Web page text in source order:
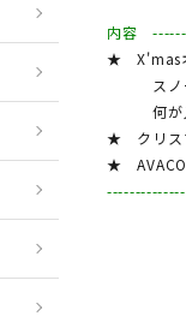
内容
★ X'masオ
スノー
何が入
★ クリス
★ AVACO